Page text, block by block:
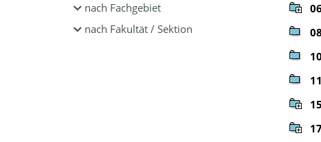
nach Fachgebiet
nach Fakultät / Sektion